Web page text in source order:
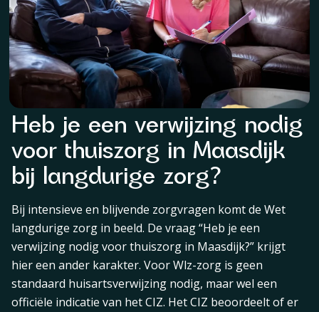
Heb je een verwijzing nodig
voor thuiszorg in Maasdijk
bij langdurige zorg?
Bij intensieve en blijvende zorgvragen komt de Wet
langdurige zorg in beeld. De vraag “Heb je een
verwijzing nodig voor thuiszorg in Maasdijk?” krijgt
hier een ander karakter. Voor Wlz-zorg is geen
standaard huisartsverwijzing nodig, maar wel een
officiële indicatie van het CIZ. Het CIZ beoordeelt of er